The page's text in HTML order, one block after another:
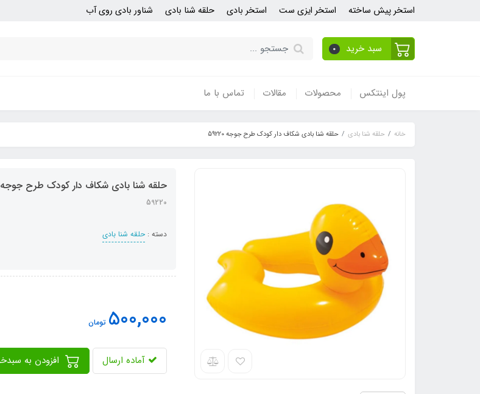
استخر پیش ساخته استخر ایزی ست استخر بادی حلقه شنا بادی شناور بادی روی آب
سبد خرید 0
پول اینتکس محصولات مقالات تماس با ما
خانه حلقه شنا بادی حلقه شنا بادی شکاف دار کودک طرح جوجه 59220
حلقه شنا بادی شکاف دار کودک طرح جوجه 59220
59220
دسته : حلقه شنا بادی
500,000 تومان
آماده ارسال